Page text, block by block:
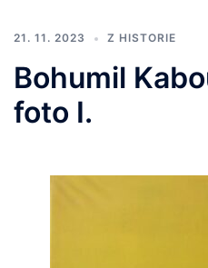
21. 11. 2023 Z HISTORIE
Bohumil
foto I.